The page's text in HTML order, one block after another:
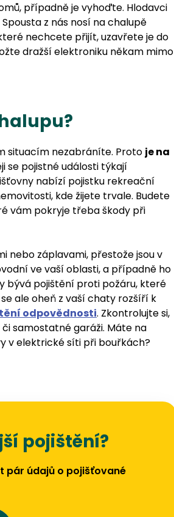
případně je vyhoďte. Hlodavci
z nás nosí na chalupě
nechcete přijít, uzavřete je do
dražší elektroniku někam mimo
situacím nezabráníte. Proto je na
se pojistné události týkají
nabízí pojistku rekreační
kde žijete trvale. Budete
vám pokryje třeba škody při
nebo záplavami, přestože jsou v
ve vaší oblasti, a případně ho
bývá pojištění proti požáru, které
ale oheň z vaší chaty rozšíří k
odpovědnosti. Zkontrolujte si,
samostatné garáži. Máte na
v elektrické síti při bouřkách?
pojištění?
pár údajů o pojišťované